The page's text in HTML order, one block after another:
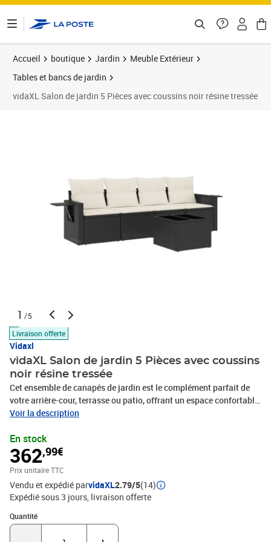
Accueil boutique Jardin
Meuble Extérieur
Tables et bancs de jardin
vidaXL Salon de jardin 5 Pièces avec coussins noir résine tressée
1 /5
Livraison offerte
Vidaxl
vidaXL Salon de jardin 5 Pièces avec coussins
noir résine tressée
Cet ensemble de canapés de jardin est le complément parfait de
votre arrière-cour, terrasse ou patio, offrant un espace confortable
et accueillant pour discuter avec la famille et les amis ou
la résine tressée, également connue sous le nom de poly rotin, est
un matériau synthétique solide et nécessitant peu d'entretien qui
ressemble au rotin naturel. Il est léger, facile à nettoyer et
couramment utilisé pour les meubles d'extérieur en raison de sa
durabilité et de ses propriétés de résistance aux
intempéries.Fonction de rangement avec sac résistant à l'eau : le
mobilier de jardin dispose d'un espace de rangement sous l'assise,
complété par un sac résistant à l'eau pour ranger coussins, jouets
Voir la description
En stock
362,99€
Prix unitaire TTC
Vendu et expédié parvidaXL2.79/5(14)
Expédié sous 3 jours livraison offerte
Quantité
Quantité : 1